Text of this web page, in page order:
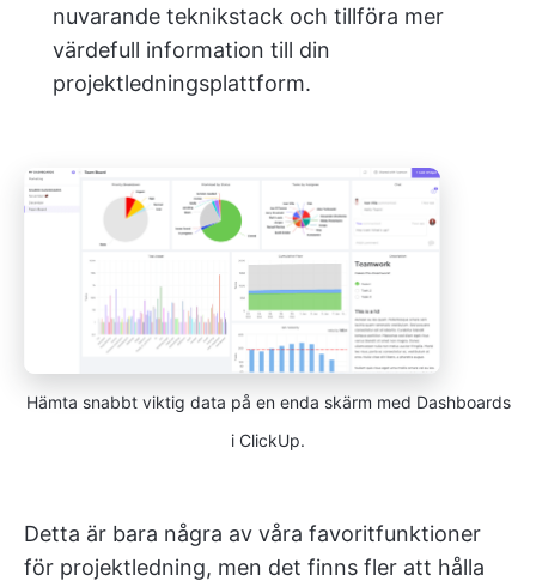
nuvarande teknikstack och tillföra mer
värdefull information till din
projektledningsplattform.
Hämta snabbt viktig data på en enda skärm med Dashboards
i ClickUp.
Detta är bara några av våra favoritfunktioner
för projektledning, men det finns fler att hålla